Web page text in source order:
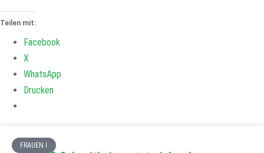
Teilen mit:
Facebook
X
WhatsApp
Drucken
FRAUEN I